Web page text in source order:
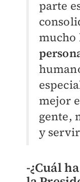
parte
mucho
mejor
gente,
y
-¿Cuál